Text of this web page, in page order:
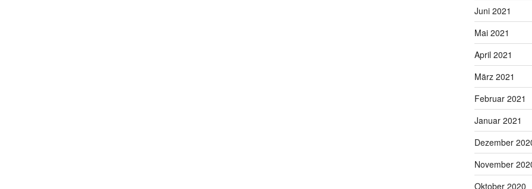
Juni 2021
Mai 2021
April 2021
März 2021
Februar 2021
Januar 2021
Dezember
November
Oktober 2020